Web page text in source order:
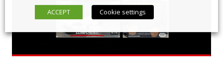
ACCEPT
Cookie settings